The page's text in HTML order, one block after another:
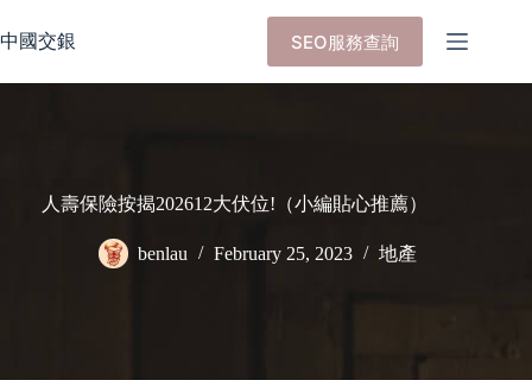
to
content
中國交銀 SEO服務查詢
人壽保險按揭202612大伏位!（小編貼心推薦）
benlau February 25, 2023 地產